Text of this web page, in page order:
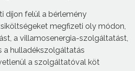
díjon felül a bérlemény
megfizeti oly módon,
a villamosenergia-szolgáltatást,
a hulladékszolgáltatás
a szolgáltatóval köt